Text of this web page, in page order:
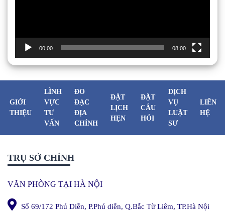
00:00 08:00
GIỚI
THIỆU
LĨNH
VỰC
TƯ
VẤN
ĐO
ĐẠC
ĐỊA
CHÍNH
ĐẶT
LỊCH
HẸN
ĐẶT
CÂU
HỎI
DỊCH
VỤ
LUẬT
SƯ
LIÊN
HỆ
TRỤ SỞ CHÍNH
VĂN PHÒNG TẠI HÀ NỘI
Số 69/172 Phú Diễn, P.Phú diễn, Q.Bắc Từ Liêm, TP.Hà Nội